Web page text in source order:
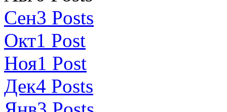
Сен3 Posts
Окт1 Post
Ноя1 Post
Дек4 Posts